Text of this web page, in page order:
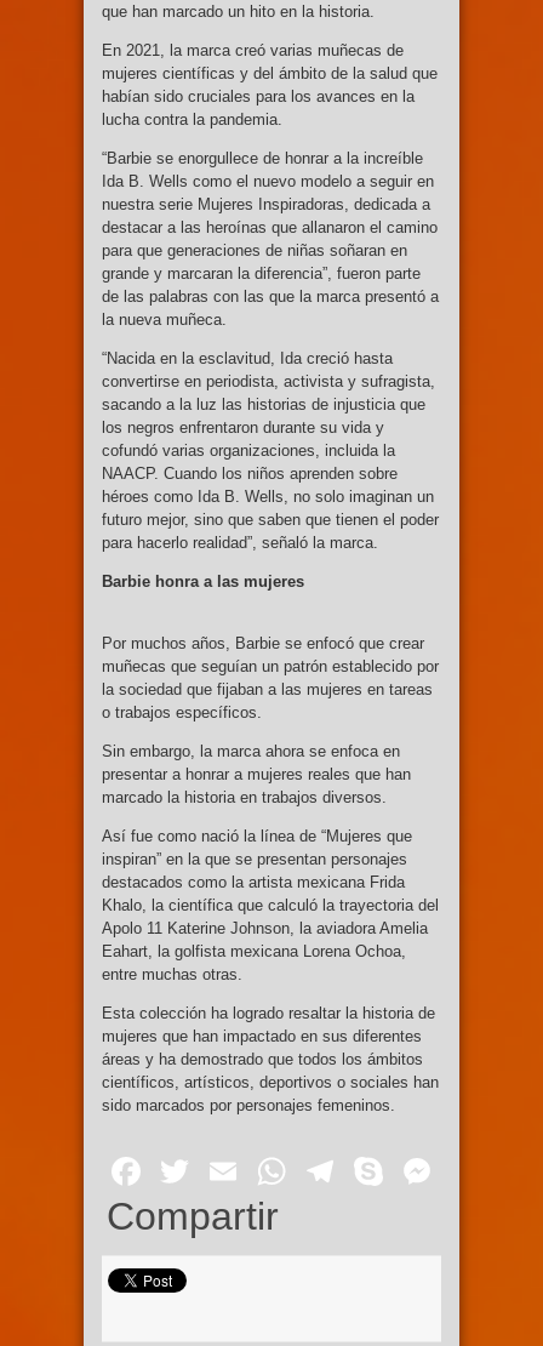
que han marcado un hito en la historia.
En 2021, la marca creó varias muñecas de
mujeres científicas y del ámbito de la salud que
habían sido cruciales para los avances en la
lucha contra la pandemia.
“Barbie se enorgullece de honrar a la increíble
Ida B. Wells como el nuevo modelo a seguir en
nuestra serie Mujeres Inspiradoras, dedicada a
destacar a las heroínas que allanaron el camino
para que generaciones de niñas soñaran en
grande y marcaran la diferencia”, fueron parte
de las palabras con las que la marca presentó a
la nueva muñeca.
“Nacida en la esclavitud, Ida creció hasta
convertirse en periodista, activista y sufragista,
sacando a la luz las historias de injusticia que
los negros enfrentaron durante su vida y
cofundó varias organizaciones, incluida la
NAACP. Cuando los niños aprenden sobre
héroes como Ida B. Wells, no solo imaginan un
futuro mejor, sino que saben que tienen el poder
para hacerlo realidad”, señaló la marca.
Barbie honra a las mujeres
Por muchos años, Barbie se enfocó que crear
muñecas que seguían un patrón establecido por
la sociedad que fijaban a las mujeres en tareas
o trabajos específicos.
Sin embargo, la marca ahora se enfoca en
presentar a honrar a mujeres reales que han
marcado la historia en trabajos diversos.
Así fue como nació la línea de “Mujeres que
inspiran” en la que se presentan personajes
destacados como la artista mexicana Frida
Khalo, la científica que calculó la trayectoria del
Apolo 11 Katerine Johnson, la aviadora Amelia
Eahart, la golfista mexicana Lorena Ochoa,
entre muchas otras.
Esta colección ha logrado resaltar la historia de
mujeres que han impactado en sus diferentes
áreas y ha demostrado que todos los ámbitos
científicos, artísticos, deportivos o sociales han
sido marcados por personajes femeninos.
Facebook
Twitter
EmailWhatsApp
Telegram
Skype
Compartir